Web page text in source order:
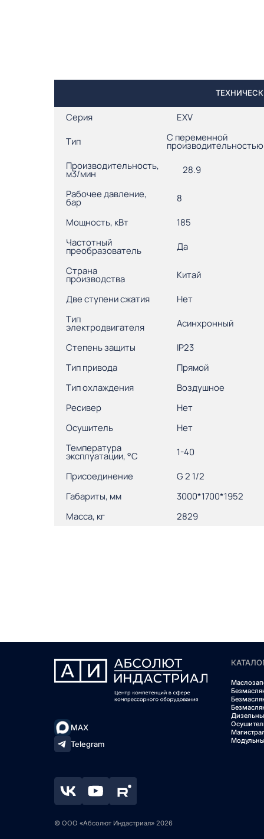
Серия EXV
Тип С переменной
производительностью
Производительность,
м3/мин 28.9
Рабочее давление,
бар 8
Мощность, кВт
185
Частотный
преобразователь Да
Страна
производства Китай
Две ступени сжатия
Нет
Тип
электродвигателя Асинхронный
Степень защиты
IP23
Тип привода
Прямой
Тип охлаждения
Воздушное
Ресивер
Нет
Осушитель
Нет
Температура
эксплуатации, °С 1-40
Присоединение
G 2 1/2
Габариты, мм
3000*1700*1952
Масса, кг
2829
MAX
Telegram
© ООО «Абсолют Индастриал» 2026